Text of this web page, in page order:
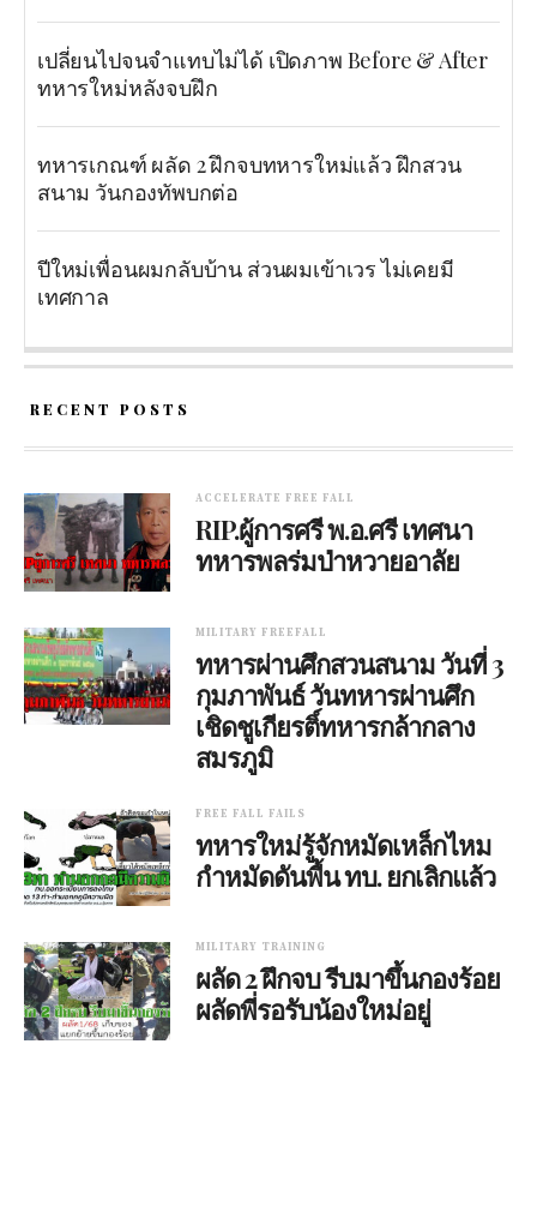
เปลี่ยนไปจนจำแทบไม่ได้ เปิดภาพ Before & After
ทหารใหม่หลังจบฝึก
ทหารเกณฑ์ ผลัด 2 ฝึกจบทหารใหม่แล้ว ฝึกสวน
สนาม วันกองทัพบกต่อ
ปีใหม่เพื่อนผมกลับบ้าน ส่วนผมเข้าเวร ไม่เคยมี
เทศกาล
RECENT POSTS
ACCELERATE FREE FALL
RIP.ผู้การศรี พ.อ.ศรี เทศนา
ทหารพลร่มป่าหวายอาลัย
MILITARY FREEFALL
ทหารผ่านศึกสวนสนาม วันที่ 3
กุมภาพันธ์ วันทหารผ่านศึก
เชิดชูเกียรติ์ทหารกล้ากลาง
สมรภูมิ
FREE FALL FAILS
ทหารใหม่รู้จักหมัดเหล็กไหม
กำหมัดดันพื้น ทบ. ยกเลิกแล้ว
MILITARY TRAINING
ผลัด 2 ฝึกจบ รีบมาขึ้นกองร้อย
ผลัดพี่รอรับน้องใหม่อยู่